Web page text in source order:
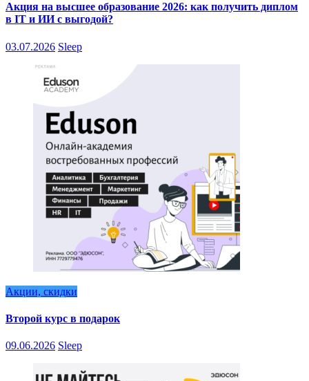
Акция на высшее образование 2026: как получить диплом
в IT и ИИ с выгодой?
03.07.2026 Sleep
Акции, скидки
Второй курс в подарок
09.06.2026 Sleep